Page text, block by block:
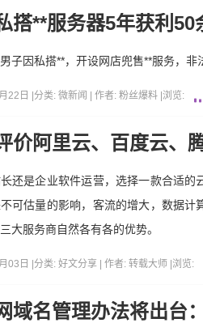
搭**服务器5年获利50
子因私搭**，开设网店兜售**服务，非
22日 | 分类: 微新闻 | 作者: 粉丝爆料 浏览:
价阿里云、百度云、
还是企业软件运营，选择一款合适
可估量的影响，客流的增大，数据
大服务商自然各有各的优势。
03日 | 分类: 好文分享 | 作者: 转载大师 浏览:
域名管理办法将出台